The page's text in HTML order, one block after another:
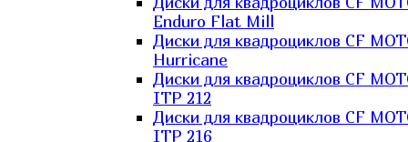
Enduro Flat Mill
Диски для квадроциклов CF
Hurricane
Диски для квадроциклов CF
ITP 212
Диски для квадроциклов CF
ITP 216